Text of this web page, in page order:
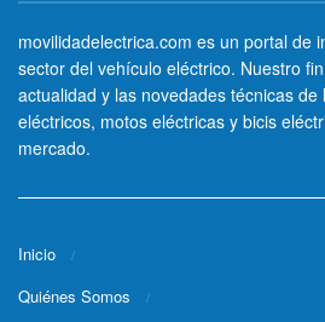
movilidadelectrica.com es un portal de
sector del vehículo eléctrico. Nuestro
actualidad y las novedades técnicas de
eléctricos, motos eléctricas y bicis
mercado.
Inicio
Quiénes Somos